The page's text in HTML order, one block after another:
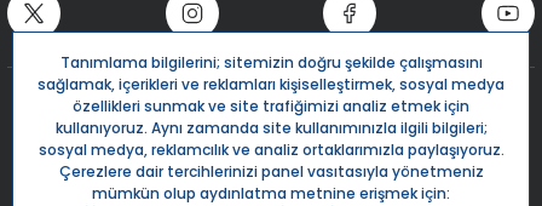
Destek Hattı
0850 532 5666